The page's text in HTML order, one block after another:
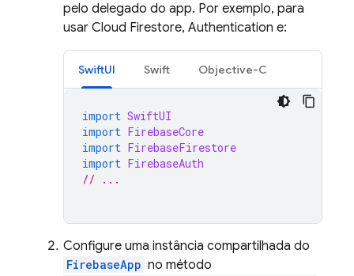
pelo delegado do app. Por exemplo, para
usar Cloud Firestore, Authentication e:
SwiftUI Swift Objective-C
import SwiftUI
import FirebaseCore
import FirebaseFirestore
import FirebaseAuth
// ...
Configure uma instância compartilhada do
FirebaseApp no método